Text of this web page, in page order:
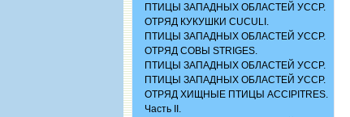
ПТИЦЫ ЗАПАДНЫХ ОБЛАСТЕЙ УССР.
ОТРЯД КУКУШКИ CUCULI.
ПТИЦЫ ЗАПАДНЫХ ОБЛАСТЕЙ УССР.
ОТРЯД СОВЫ STRIGES.
ПТИЦЫ ЗАПАДНЫХ ОБЛАСТЕЙ УССР.
ПТИЦЫ ЗАПАДНЫХ ОБЛАСТЕЙ УССР.
ОТРЯД ХИЩНЫЕ ПТИЦЫ ACCIPITRES.
Часть II.